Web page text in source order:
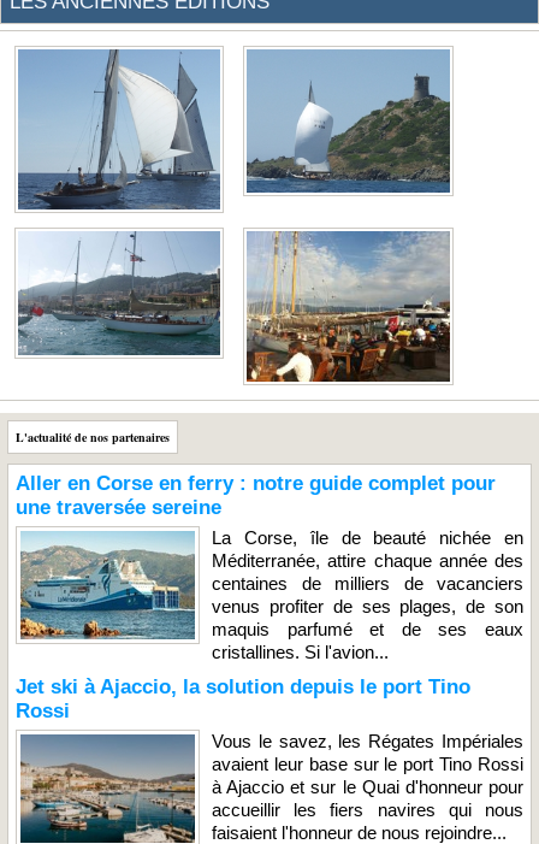
L'actualité de nos partenaires
Aller en Corse en ferry : notre guide complet pour
une traversée sereine
La Corse, île de beauté nichée en
Méditerranée, attire chaque année des
centaines de milliers de vacanciers
venus profiter de ses plages, de son
maquis parfumé et de ses eaux
cristallines. Si l'avion...
Jet ski à Ajaccio, la solution depuis le port Tino
Rossi
Vous le savez, les Régates Impériales
avaient leur base sur le port Tino Rossi
à Ajaccio et sur le Quai d'honneur pour
accueillir les fiers navires qui nous
faisaient l'honneur de nous rejoindre...